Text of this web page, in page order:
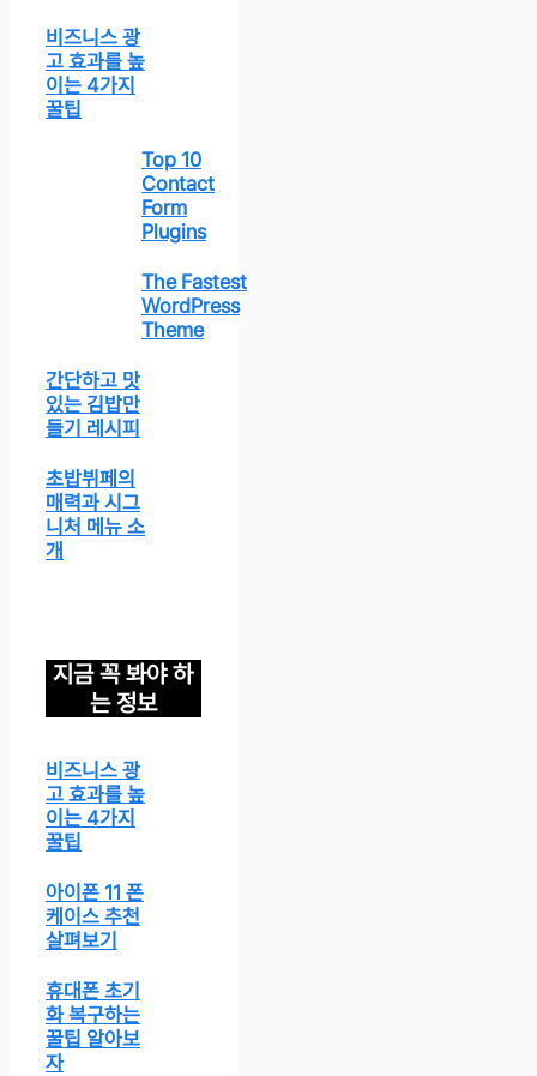
비즈니스 광
고 효과를 높
이는 4가지
꿀팁
Top 10
Contact
Form
Plugins
The Fastest
WordPress
Theme
간단하고 맛
있는 김밥만
들기 레시피
초밥뷔페의
매력과 시그
니처 메뉴 소
개
지금 꼭 봐야 하
는 정보
비즈니스 광
고 효과를 높
이는 4가지
꿀팁
아이폰 11 폰
케이스 추천
살펴보기
휴대폰 초기
화 복구하는
꿀팁 알아보
자